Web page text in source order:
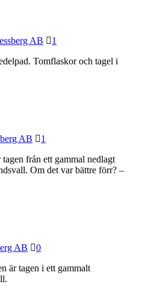
AB
1
Tomflaskor och tagel i
AB
1
från ett gammal nedlagt
Om det var bättre förr? –
AB
0
är tagen i ett gammalt